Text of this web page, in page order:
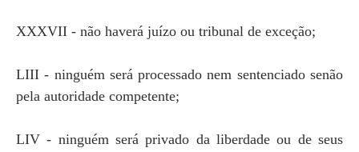
XXXVII - não haverá juízo ou tribunal de exceção;
LIII - ninguém será processado nem sentenciado senão
pela autoridade competente;
LIV - ninguém será privado da liberdade ou de seus